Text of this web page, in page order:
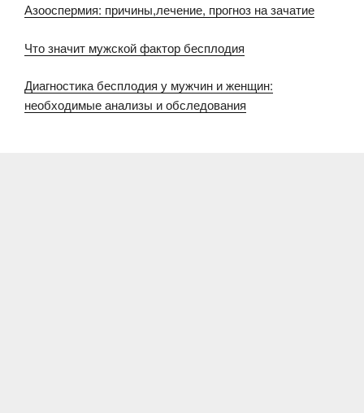
Азооспермия: причины,лечение, прогноз на зачатие
Что значит мужской фактор бесплодия
Диагностика бесплодия у мужчин и женщин:
необходимые анализы и обследования